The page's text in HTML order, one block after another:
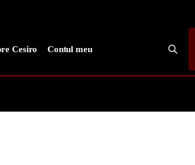
Cesiro Contul meu